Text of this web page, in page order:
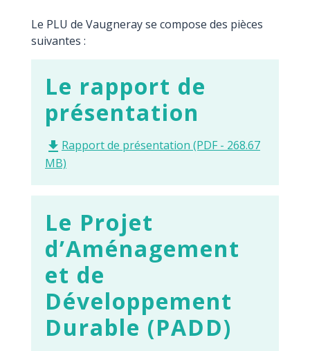
Le PLU de Vaugneray se compose des pièces
suivantes :
Le rapport de
présentation
file_download Rapport de présentation (PDF - 268.67
MB)
Le Projet
d’Aménagement
et de
Développement
Durable (PADD)